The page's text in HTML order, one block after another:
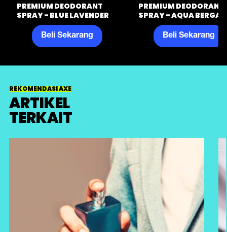
PREMIUM DEODORANT
SPRAY - BLUE LAVENDER
Beli Sekarang
PREMIUM DEODORANT
SPRAY - AQUA
Beli Sekarang
REKOMENDASI AXE
ARTIKEL
TERKAIT